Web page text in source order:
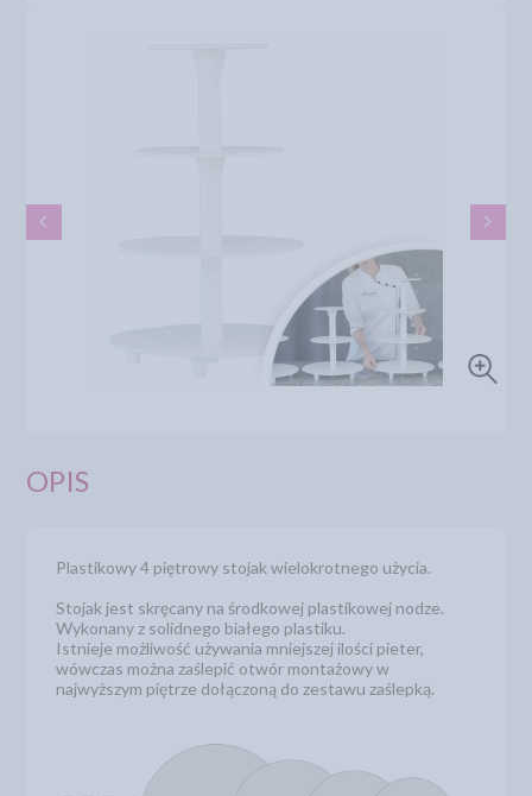
OPIS
Plastikowy 4 piętrowy stojak wielokrotnego użycia.
Stojak jest skręcany na środkowej plastikowej nodze.
Wykonany z solidnego białego plastiku.
Istnieje możliwość używania mniejszej ilości pieter,
wówczas można zaślepić otwór montażowy w
najwyższym piętrze dołączoną do zestawu zaślepką.